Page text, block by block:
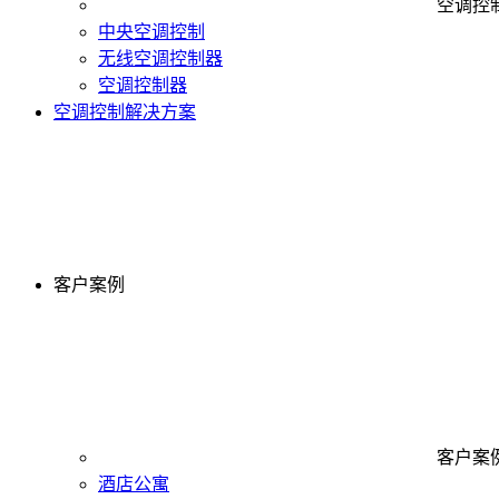
空调控
中央空调控制
无线空调控制器
空调控制器
空调控制解决方案
客户案例
客户案
酒店公寓